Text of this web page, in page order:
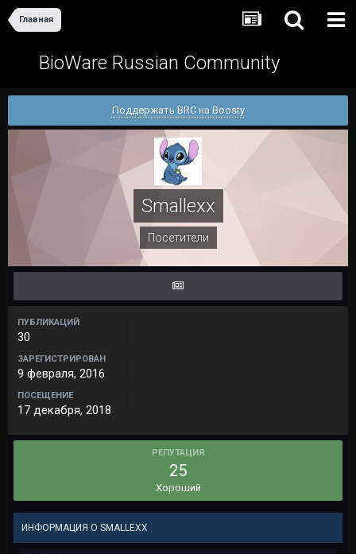
Главная
BioWare Russian Community
Поддержать BRC на Boosty
Smallexx
Посетители
ПУБЛИКАЦИЙ
30
ЗАРЕГИСТРИРОВАН
9 февраля, 2016
ПОСЕЩЕНИЕ
17 декабря, 2018
РЕПУТАЦИЯ
25
Хороший
ИНФОРМАЦИЯ О SMALLEXX